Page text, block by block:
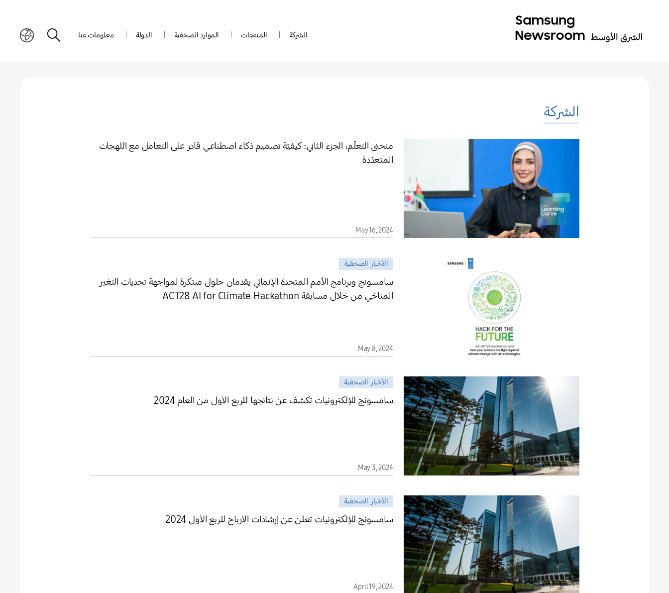
الشركة المنتجات الموارد الصحفية الدولة معلومات عنا
الشركة
منحنى التعلّم، الجزء الثاني: كيفيّة تصميم ذكاء اصطناعي قادر على التعامل مع اللهجات
المتعدّدة
May 16, 2024
الأخبار الصحفية
سامسونج وبرنامج الأمم المتحدة الإنمائي يقدمان حلول مبتكرة لمواجهة تحديات التغير
المناخي من خلال مسابقة ACT28 AI for Climate Hackathon
May 8, 2024
الأخبار الصحفية
سامسونج للإلكترونيات تكشف عن نتائجها للربع الأول من العام 2024
May 3, 2024
الأخبار الصحفية
سامسونج للإلكترونيات تعلن عن إرشادات الأرباح للربع الأول 2024
April 19, 2024